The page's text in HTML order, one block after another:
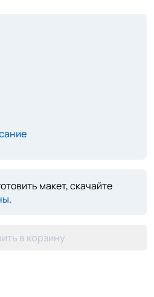
макет, скачайте
.
в корзину